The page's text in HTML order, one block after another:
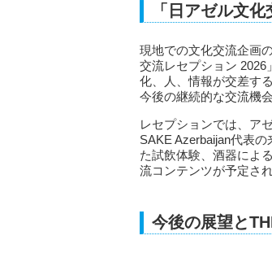
「日アゼル文
現地での文化交流企画
交流レセプション
化、人、情報が交差す
今後の継続的な交流機
レセプションでは、ア
SAKE Azerbaijan代表
た試飲体験、酒器によ
流コンテンツが予定さ
今後の展望と